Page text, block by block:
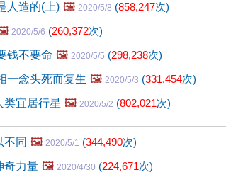
人造的(上) 🖼️ 2020/5/8 (858,247次)
2020/5/6 (260,372次)
钱不要命 🖼️ 2020/5/5 (298,238次)
一念头死而复生 🖼️ 2020/5/3 (331,454次)
类宜居行星 🖼️ 2020/5/2 (802,021次)
不同 🖼️ 2020/5/1 (344,490次)
奇力量 🖼️ 2020/4/30 (224,671次)